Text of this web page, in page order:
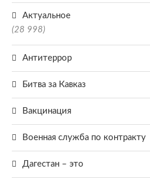
Актуальное
(28 998)
Антитеррор
Битва за Кавказ
Вакцинация
Военная служба по контракту
Дагестан – это